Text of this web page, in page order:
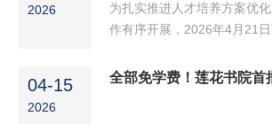
员讲话，...
2026
为扎实推进人才培养方案优
作有序开展，2026年4月21日
作例会在肇庆校区行政中心
04-15
2026